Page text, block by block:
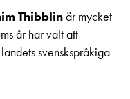
Thibblinär mycket
år har valt att
svenskspråkiga